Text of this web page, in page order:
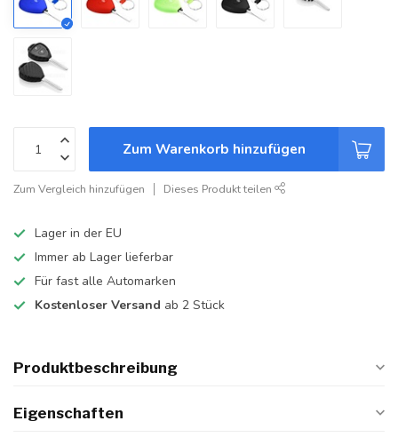
Zum Warenkorb hinzufügen
Zum Vergleich hinzufügen Dieses Produkt teilen
Lager in der EU
Immer ab Lager lieferbar
Für fast alle Automarken
Kostenloser Versand ab 2 Stück
Produktbeschreibung
Eigenschaften